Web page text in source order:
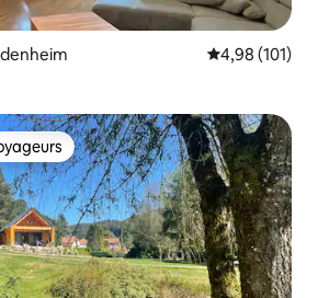
Évaluation
4,98 (101)
les plus appréciés